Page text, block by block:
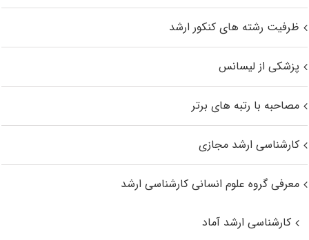
ظرفیت رشته های کنکور ارشد
پزشکی از لیسانس
مصاحبه با رتبه های برتر
کارشناسی ارشد مجازی
معرفی گروه علوم انسانی کارشناسی ارشد
کارشناسی ارشد آماد